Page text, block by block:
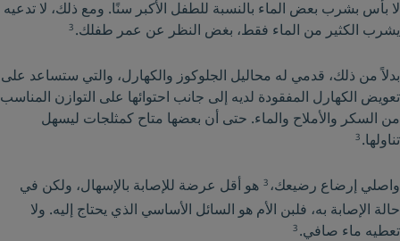
لا بأس بشرب بعض الماء بالنسبة للطفل الأكبر سنًا. ومع ذلك، لا تدعيه
يشرب الكثير من الماء فقط، بغض النظر عن عمر طفلك. 3
بدلاً من ذلك، قدمي له محاليل الجلوكوز والكهارل، والتي ستساعد على
تعويض الكهارل المفقودة لديه إلى جانب احتوائها على التوازن المناسب
من السكر والأملاح والماء. حتى أن بعضها متاح كمثلجات ليسهل
تناولها. 3
واصلي إرضاع رضيعك، 3 هو أقل عرضة للإصابة بالإسهال، ولكن في
حالة الإصابة به، فلبن الأم هو السائل الأساسي الذي يحتاج إليه. ولا
تعطيه ماء صافي. 3